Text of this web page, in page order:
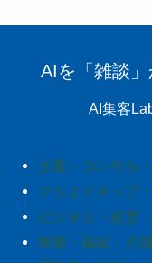
AIを「雑談
AI集客
士業・コンサル
クリエイティブ
ビジネス・経営
医療・福祉・介護